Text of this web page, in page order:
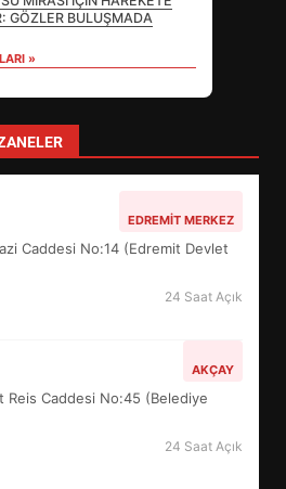
GÖZLER BULUŞMADA
»
EDREMIT MERKEZ
Caddesi No:14 (Edremit Devlet
24 Saat Açık
AKÇAY
Reis Caddesi No:45 (Belediye
24 Saat Açık
KRİTİK ATAMA:
NE
GURURU TÜRKİYE
NE BAŞARDI?
MÜZELERİNDE SÜRE